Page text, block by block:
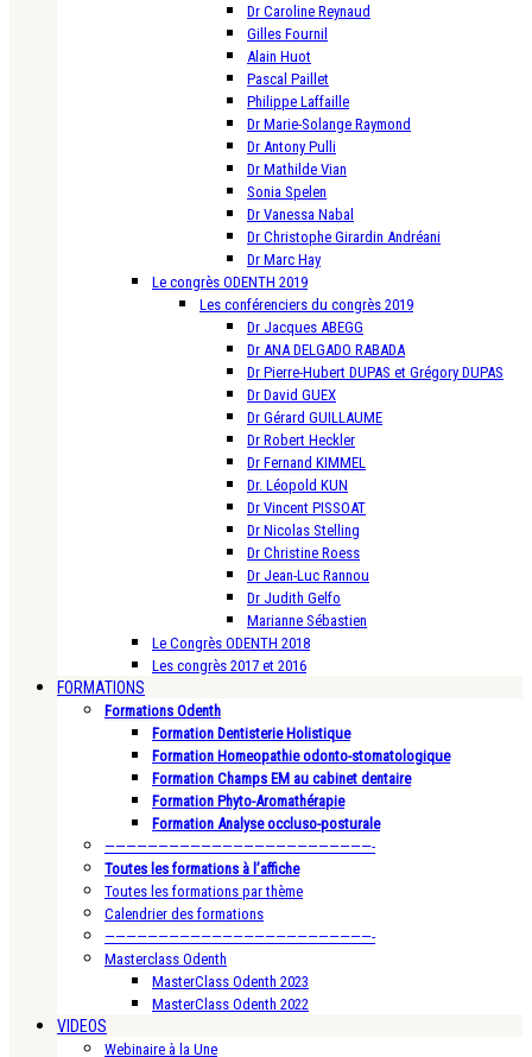
Dr Caroline Reynaud
Gilles Fournil
Alain Huot
Pascal Paillet
Philippe Laffaille
Dr Marie-Solange Raymond
Dr Antony Pulli
Dr Mathilde Vian
Sonia Spelen
Dr Vanessa Nabal
Dr Christophe Girardin Andréani
Dr Marc Hay
Le congrès ODENTH 2019
Les conférenciers du congrès 2019
Dr Jacques ABEGG
Dr ANA DELGADO RABADA
Dr Pierre-Hubert DUPAS et Grégory DUPAS
Dr David GUEX
Dr Gérard GUILLAUME
Dr Robert Heckler
Dr Fernand KIMMEL
Dr. Léopold KUN
Dr Vincent PISSOAT
Dr Nicolas Stelling
Dr Christine Roess
Dr Jean-Luc Rannou
Dr Judith Gelfo
Marianne Sébastien
Le Congrès ODENTH 2018
Les congrès 2017 et 2016
FORMATIONS
Formations Odenth
Formation Dentisterie Holistique
Formation Homeopathie odonto-stomatologique
Formation Champs EM au cabinet dentaire
Formation Phyto-Aromathérapie
Formation Analyse occluso-posturale
—————————————————————————-
Toutes les formations à l’affiche
Toutes les formations par thème
Calendrier des formations
—————————————————————————-
Masterclass Odenth
MasterClass Odenth 2023
MasterClass Odenth 2022
VIDEOS
Webinaire à la Une